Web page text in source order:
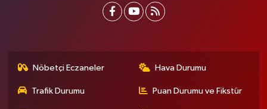
Nöbetçi Eczaneler Hava Durumu
Trafik Durumu Puan Durumu ve Fikstür